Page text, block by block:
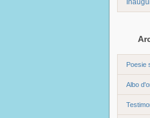
Poesie
Albo